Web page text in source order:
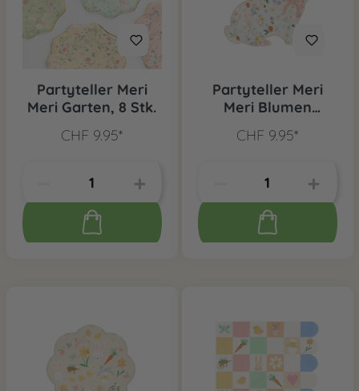
Partyteller Meri
Meri Garten, 8 Stk.
CHF 9.95*
Partyteller Meri
Meri Blumen
CHF 9.95*